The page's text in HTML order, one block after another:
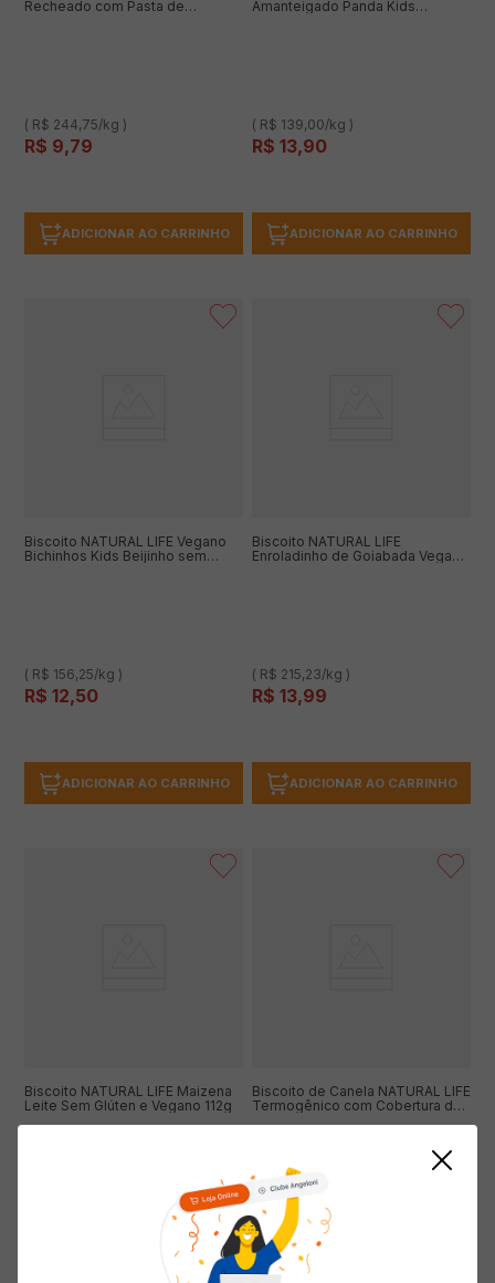
Recheado com Pasta de
( R$ 244,75/kg )
R$ 9,79
ADICIONAR AO CARRINHO
Amanteigado Panda Kids
( R$ 139,00/kg )
R$ 13,90
ADICIONAR AO CARRINHO
Biscoito NATURAL LIFE Vegano
Bichinhos Kids Beijinho sem
( R$ 156,25/kg )
R$ 12,50
ADICIONAR AO CARRINHO
Biscoito NATURAL LIFE
Enroladinho de Goiabada Vegano
( R$ 215,23/kg )
R$ 13,99
ADICIONAR AO CARRINHO
Biscoito NATURAL LIFE Maizena
Leite Sem Glúten e Vegano 112g
Biscoito de Canela NATURAL LIFE
Termogênico com Cobertura de
( R$ 114,21/kg )
R$ 15 99